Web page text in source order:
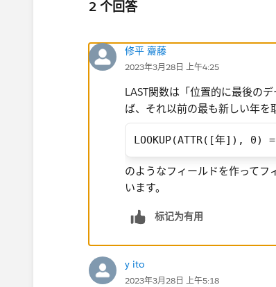
2 个回答
修平 齋藤
2023年3月28日 上午4:25
LAST関数は「位置的に最後の
ば、それ以前の最も新しい年を
LOOKUP(ATTR([年]), 0)
のようなフィールドを作って
います。​
标记为有用
y ito
2023年3月28日 上午5:18